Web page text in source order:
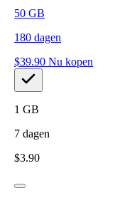
50 GB
180 dagen
$39.90 Nu kopen
1 GB
7 dagen
$3.90